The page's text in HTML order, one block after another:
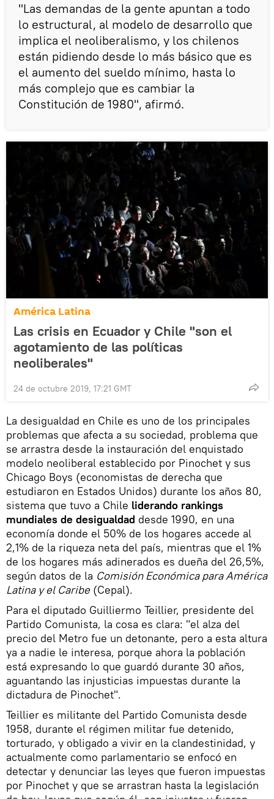
"Las demandas de la gente apuntan a todo
lo estructural, al modelo de desarrollo que
implica el neoliberalismo, y los chilenos
están pidiendo desde lo más básico que es
el aumento del sueldo mínimo, hasta lo
más complejo que es cambiar la
Constitución de 1980", afirmó.
América Latina
Las crisis en Ecuador y Chile "son el
agotamiento de las políticas
neoliberales"
24 de octubre 2019, 17:21 GMT
La desigualdad en Chile es uno de los principales
problemas que afecta a su sociedad, problema que
se arrastra desde la instauración del enquistado
modelo neoliberal establecido por Pinochet y sus
Chicago Boys (economistas de derecha que
estudiaron en Estados Unidos) durante los años 80,
sistema que tuvo a Chile liderando rankings
mundiales de desigualdad desde 1990, en una
economía donde el 50% de los hogares accede al
2,1% de la riqueza neta del país, mientras que el 1%
de los hogares más adinerados es dueña del 26,5%,
según datos de la Comisión Económica para América
Latina y el Caribe(Cepal).
Para el diputado Guilliermo Teillier, presidente del
Partido Comunista, la cosa es clara: "el alza del
precio del Metro fue un detonante, pero a esta altura
ya a nadie le interesa, porque ahora la población
está expresando lo que guardó durante 30 años,
aguantando las injusticias impuestas durante la
dictadura de Pinochet".
Teillier es militante del Partido Comunista desde
1958, durante el régimen militar fue detenido,
torturado, y obligado a vivir en la clandestinidad, y
actualmente como parlamentario se enfocó en
detectar y denunciar las leyes que fueron impuestas
por Pinochet y que se arrastran hasta la legislación